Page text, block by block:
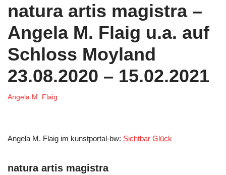
natura artis magistra –
Angela M. Flaig u.a. auf
Schloss Moyland
23.08.2020 – 15.02.2021
Angela M. Flaig
Angela M. Flaig im kunstportal-bw: Sichtbar Glück
natura artis magistra